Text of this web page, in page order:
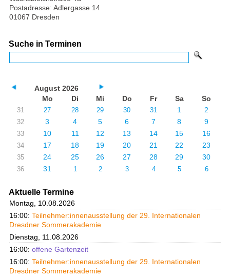
Postadresse: Adlergasse 14
01067 Dresden
Suche in Terminen
August 2026
Mo
Di Mi Do Fr Sa So
31 27 28 29 30 31 1 2
32 3 4 5 6 7 8 9
33 10 11 12 13 14 15 16
34 17 18 19 20 21 22 23
35 24 25 26 27 28 29 30
36 31 1 2 3 4 5 6
Aktuelle Termine
Montag, 10.08.2026
16:00: Teilnehmer:innenausstellung der 29. Internationalen
Dresdner Sommerakademie
Dienstag, 11.08.2026
16:00: offene Gartenzeit
16:00: Teilnehmer:innenausstellung der 29. Internationalen
Dresdner Sommerakademie